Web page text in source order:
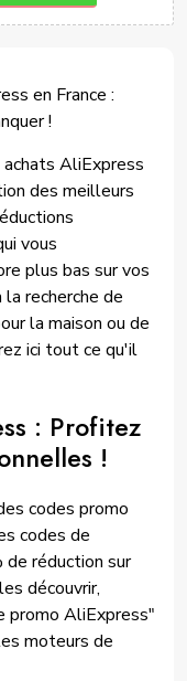
en France :
!
achats AliExpress
des meilleurs
vous
plus bas sur vos
recherche de
la maison ou de
ici tout ce qu'il
: Profitez
!
codes promo
codes de
de réduction sur
découvrir,
promo AliExpress"
moteurs de